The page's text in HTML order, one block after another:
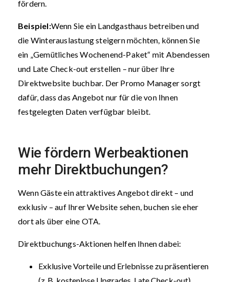
fördern.
Beispiel:Wenn Sie ein Landgasthaus betreiben und
die Winterauslastung steigern möchten, können Sie
ein „Gemütliches Wochenend-Paket“ mit Abendessen
und Late Check-out erstellen – nur über Ihre
Direktwebsite buchbar. Der Promo Manager sorgt
dafür, dass das Angebot nur für die von Ihnen
festgelegten Daten verfügbar bleibt.
Wie fördern Werbeaktionen
mehr Direktbuchungen?
Wenn Gäste ein attraktives Angebot direkt – und
exklusiv – auf Ihrer Website sehen, buchen sie eher
dort als über eine OTA.
Direktbuchungs-Aktionen helfen Ihnen dabei:
Exklusive Vorteile und Erlebnisse zu präsentieren